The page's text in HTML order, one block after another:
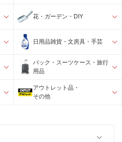
花・ガーデン・DIY
日用品雑貨・文房具・手芸
バック・スーツケース・旅行
用品
アウトレット品・
その他